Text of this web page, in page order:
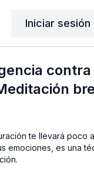
Iniciar sesión
contra
te llevará poco
emociones, es una